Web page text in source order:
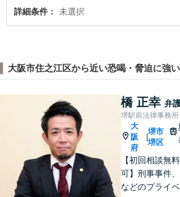
詳細条件 未選択
大阪市住之江区から近い恐喝・脅迫に強
橋 正幸 弁
堺駅前法律事務所
大
阪
府
堺市
堺区
【初回相談無
可】刑事事件
などのプライ